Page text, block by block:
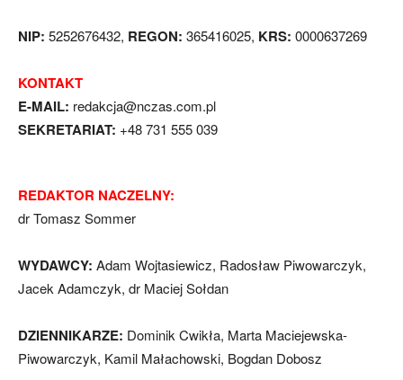
NIP: 5252676432, REGON: 365416025, KRS: 0000637269
KONTAKT
E-MAIL: redakcja@nczas.com.pl
SEKRETARIAT: +48 731 555 039
REDAKTOR NACZELNY:
dr Tomasz Sommer
WYDAWCY: Adam Wojtasiewicz, Radosław Piwowarczyk,
Jacek Adamczyk, dr Maciej Sołdan
DZIENNIKARZE: Dominik Cwikła, Marta Maciejewska-
Piwowarczyk, Kamil Małachowski, Bogdan Dobosz